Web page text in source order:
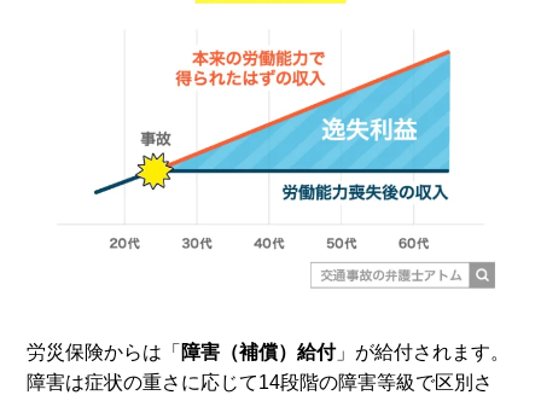
労災保険からは「 障害（補償）給付」が給付されます。
障害は症状の重さに応じて14段階の障害等級で区別さ